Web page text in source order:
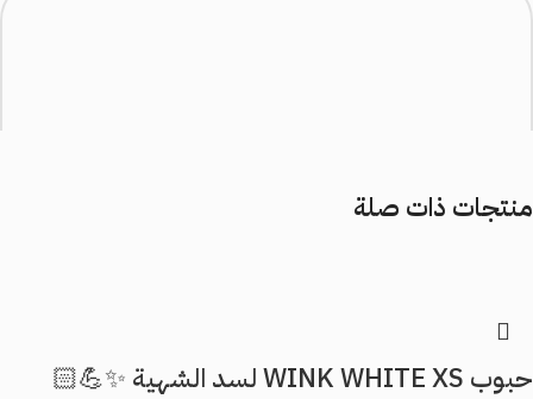
البريد الإلكتروني
منتجات ذات صلة
حبوب WINK WHITE XS لسد الشهية ✨💪🏻